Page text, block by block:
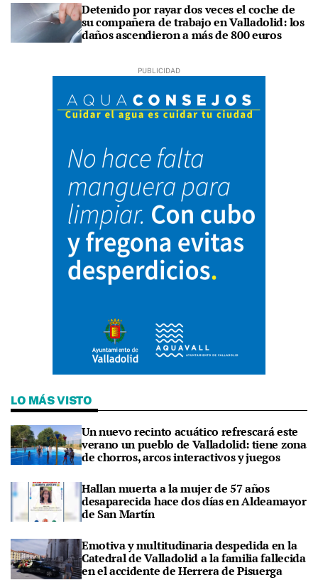
Detenido por rayar dos veces el coche de
su compañera de trabajo en Valladolid: los
daños ascendieron a más de 800 euros
LO MÁS VISTO
Un nuevo recinto acuático refrescará este
verano un pueblo de Valladolid: tiene zona
de chorros, arcos interactivos y juegos
Hallan muerta a la mujer de 57 años
desaparecida hace dos días en Aldeamayor
de San Martín
Emotiva y multitudinaria despedida en la
Catedral de Valladolid a la familia fallecida
en el accidente de Herrera de Pisuerga